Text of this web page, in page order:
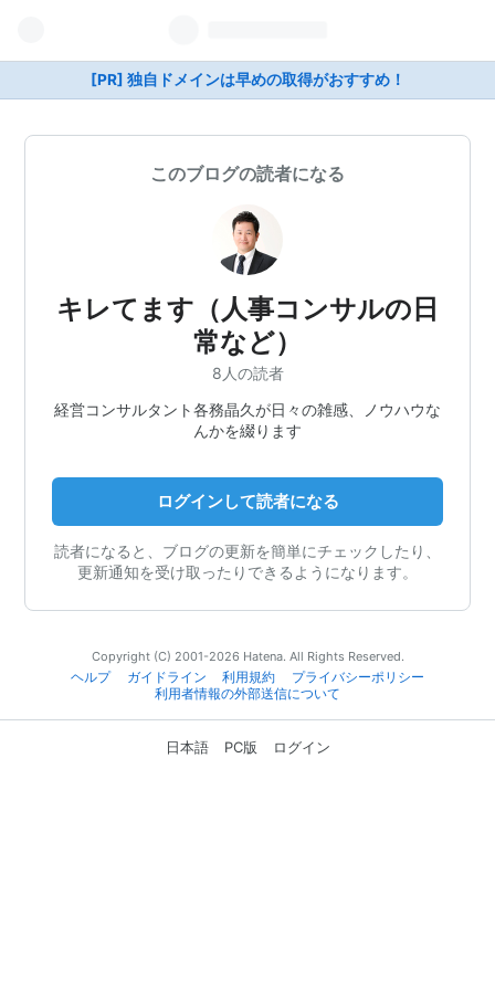
[PR] 独自ドメインは早めの取得がおすすめ！
このブログの読者になる
キレてます（人事コンサルの日
常など）
8人の読者
経営コンサルタント各務晶久が日々の雑感、ノウハウな
んかを綴ります
ログインして読者になる
読者になると、ブログの更新を簡単にチェックしたり、
更新通知を受け取ったりできるようになります。
Copyright (C) 2001-2026 Hatena. All Rights Reserved.
ヘルプ
ガイドライン 利用規約
プライバシーポリシー
利用者情報の外部送信について
日本語 PC版 ログイン